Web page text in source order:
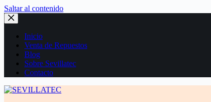
Saltar al contenido
Inicio
Venta de Repuestos
Blog
Sobre Sevillatec
Contacto